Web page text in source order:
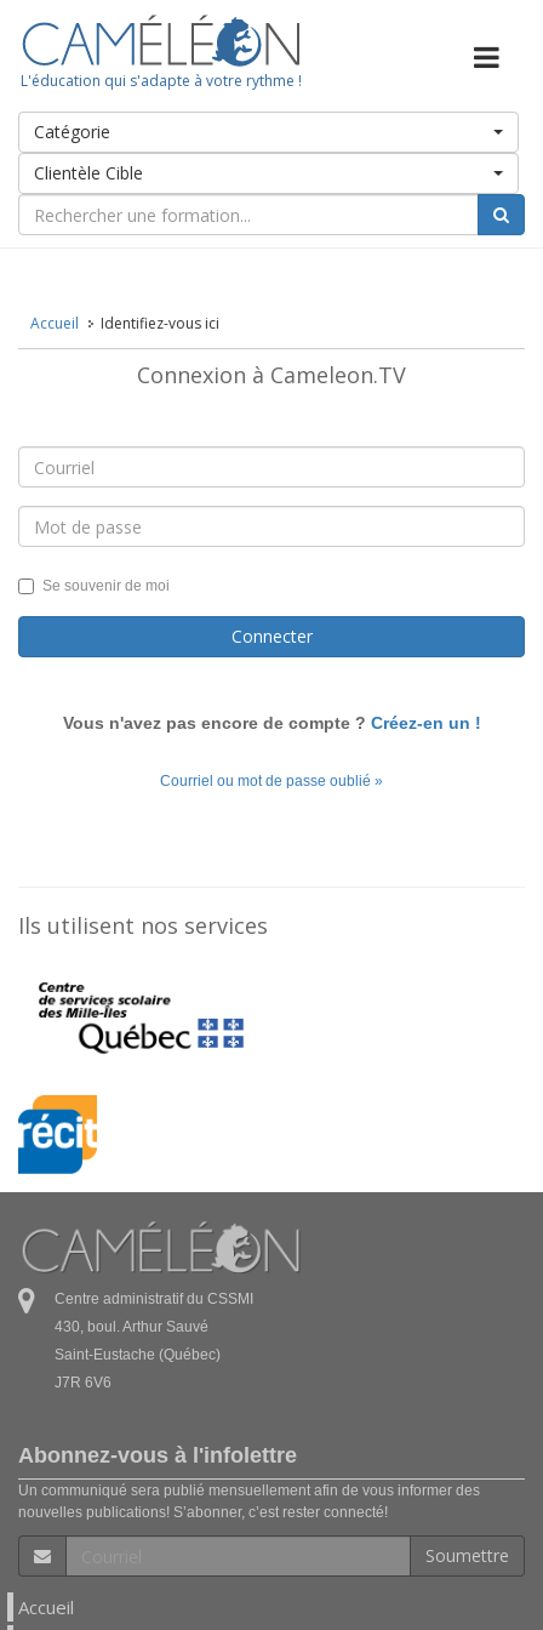
L'éducation qui s'adapte à votre rythme !
Catégorie
Clientèle Cible
Accueil Identifiez-vous ici
Connexion à Cameleon.TV
Se souvenir de moi
Connecter
Vous n'avez pas encore de compte ? Créez-en un !
Courriel ou mot de passe oublié »
Ils utilisent nos services
Centre administratif du CSSMI
430, boul. Arthur Sauvé
Saint-Eustache (Québec)
J7R 6V6
Abonnez-vous à l'infolettre
Un communiqué sera publié mensuellement afin de vous informer des
nouvelles publications! S’abonner, c’est rester connecté!
Soumettre
Accueil